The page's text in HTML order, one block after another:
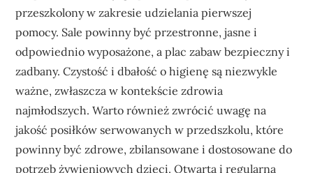
przeszkolony w zakresie udzielania pierwszej
pomocy. Sale powinny być przestronne, jasne i
odpowiednio wyposażone, a plac zabaw bezpieczny i
zadbany. Czystość i dbałość o higienę są niezwykle
ważne, zwłaszcza w kontekście zdrowia
najmłodszych. Warto również zwrócić uwagę na
jakość posiłków serwowanych w przedszkolu, które
powinny być zdrowe, zbilansowane i dostosowane do
potrzeb żywieniowych dzieci. Otwarta i regularna